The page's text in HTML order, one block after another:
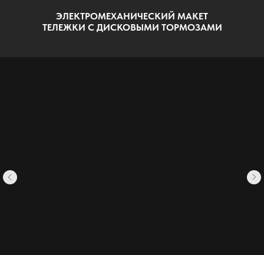
ЭЛЕКТРОМЕХАНИЧЕСКИЙ МАКЕТ
ТЕЛЕЖКИ С ДИСКОВЫМИ ТОРМОЗАМИ